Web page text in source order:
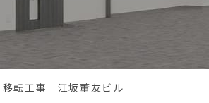
転工事 江坂董友ビル